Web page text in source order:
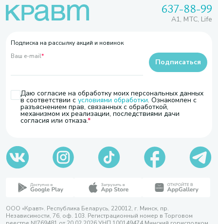
637-88-99
A1, МТС, Life
Подписка на рассылку акций и новинок
Ваш e-mail*
Даю согласие на обработку моих персональных данных
в соответствии с условиями обработки. Ознакомлен с
разъяснением прав, связанных с обработкой,
механизмом их реализации, последствиями дачи
согласия или отказа.
Подписаться
ООО «Кравт». Республика Беларусь, 220012, г. Минск, пр.
Независимости, 76, оф. 103. Регистрационный номер в Торговом